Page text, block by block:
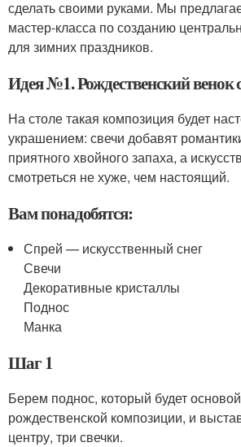
сделать своими руками. Мы
мастер-класса по созданию
для зимних праздников.
Идея №1. Рождественский венок
На столе такая композиция будет
украшением: свечи добавят
приятного хвойного запаха, а
смотреться не хуже, чем настоящий.
Вам понадобятся:
Спрей — искусственный снег
Свечи
Декоративные кристаллы
Поднос
Манка
Шаг 1
Берем поднос, который будет
рождественской композиции, и
центру, три свечки.